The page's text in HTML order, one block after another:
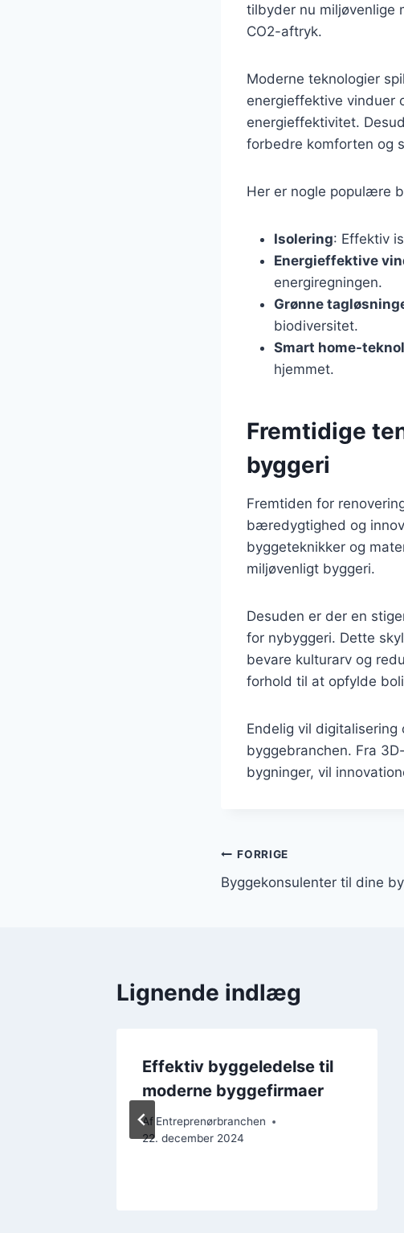
tilbyder nu miljøvenlige
CO2-aftryk.
Moderne teknologier
energieffektive vinduer
energieffektivitet.
forbedre komforten og
Her er nogle populære
Isolering: Effektiv
Energieffektive
energiregningen.
Grønne
biodiversitet.
Smart home-
hjemmet.
Fremtidige
byggeri
Fremtiden for
bæredygtighed og
byggeteknikker og
miljøvenligt byggeri.
Desuden er der en
for nybyggeri. Dette
bevare kulturarv og
forhold til at opfylde
Endelig vil
byggebranchen. Fra
bygninger, vil
FORRIGE
Byggekonsulenter til dine
Lignende indlæg
Effektiv byggeledelse til
moderne byggefirmaer
Af Entreprenørbranchen
22. december 2024